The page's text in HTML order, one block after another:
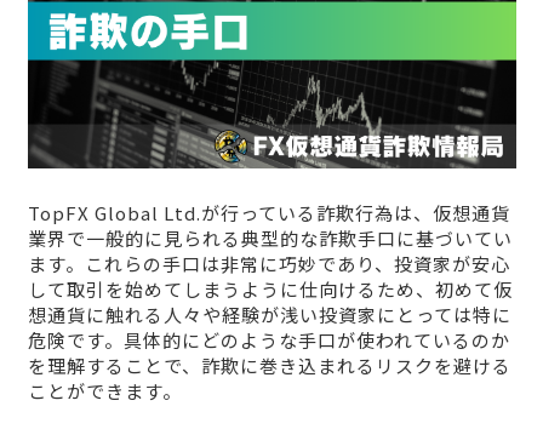
TopFX Global Ltd.が行っている詐欺行為は、仮想通貨
業界で一般的に見られる典型的な詐欺手口に基づいてい
ます。これらの手口は非常に巧妙であり、投資家が安心
して取引を始めてしまうように仕向けるため、初めて仮
想通貨に触れる人々や経験が浅い投資家にとっては特に
危険です。具体的にどのような手口が使われているのか
を理解することで、詐欺に巻き込まれるリスクを避ける
ことができます。